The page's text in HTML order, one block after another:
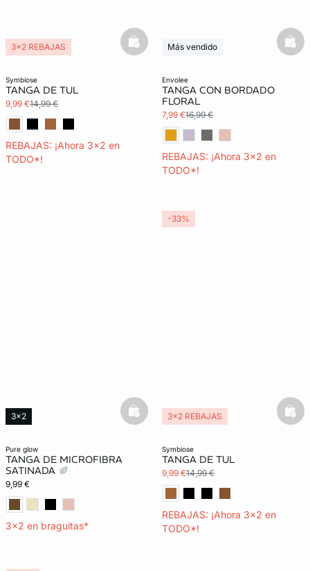
symbiose
TANGA DE TUL
9,99 €14,99 €
REBAJAS: ¡Ahora 3x2 en
TODO*!
3x2 REBAJAS basketfull
envolee
TANGA CON BORDADO
FLORAL
7,99 €16,99 €
REBAJAS: ¡Ahora 3x2 en
TODO*!
Más vendido
pure glow
TANGA DE MICROFIBRA
SATINADA
9,99 €
3x2 en braguitas*
3x2
Lencería invisible
basketfull
symbiose
TANGA DE TUL
9,99 €14,99 €
REBAJAS: ¡Ahora 3x2 en
TODO*!
3x2 REBAJAS
-33%